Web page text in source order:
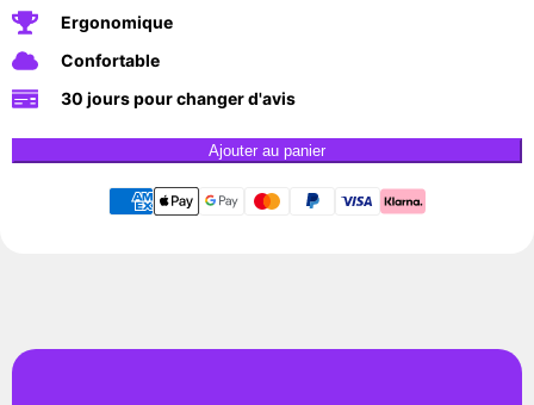
Ergonomique
Confortable
30 jours pour changer d'avis
Ajouter au panier